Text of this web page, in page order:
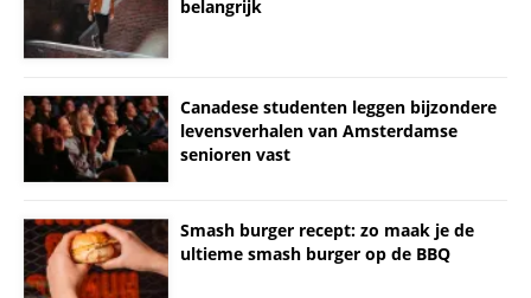
belangrijk
Canadese studenten leggen bijzondere
levensverhalen van Amsterdamse
senioren vast
Smash burger recept: zo maak je de
ultieme smash burger op de BBQ